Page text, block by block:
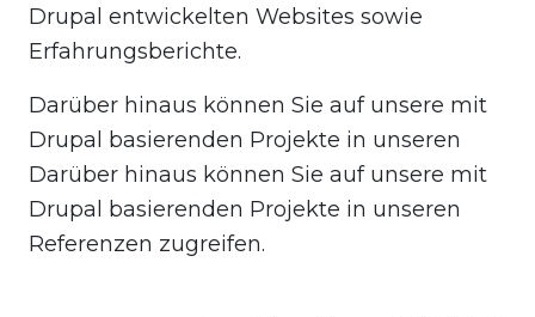
Drupal entwickelten Websites sowie
Erfahrungsberichte.
Darüber hinaus können Sie auf unsere mit
Drupal basierenden Projekte in unseren
Darüber hinaus können Sie auf unsere mit
Drupal basierenden Projekte in unseren
Referenzen zugreifen.